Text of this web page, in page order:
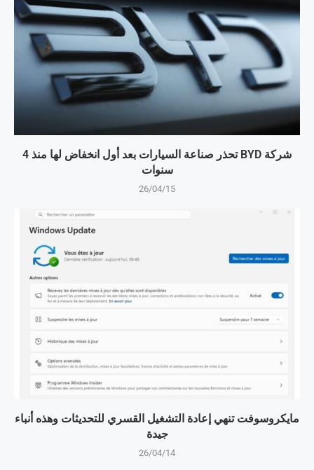
شركة BYD تحذر صناعة السيارات بعد أول انخفاض لها منذ 4
سنوات
26/04/15
مايكروسوفت تنهي إعادة التشغيل القسري للتحديثات وهذه أنباء
جيدة
26/04/14